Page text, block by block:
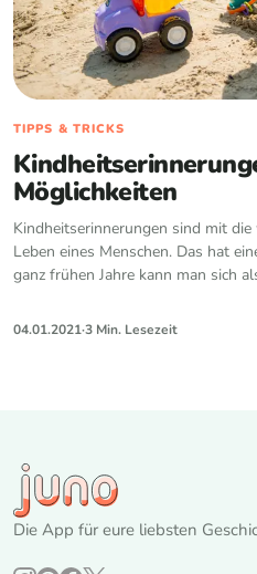
TIPPS & TRICKS
Möglichkeiten
Kindheitserinnerungen sind mit
Leben eines Menschen. Das hat
ganz frühen Jahre kann man sich
04.01.2021·3 Min. Lesezeit
Die App für eure liebsten